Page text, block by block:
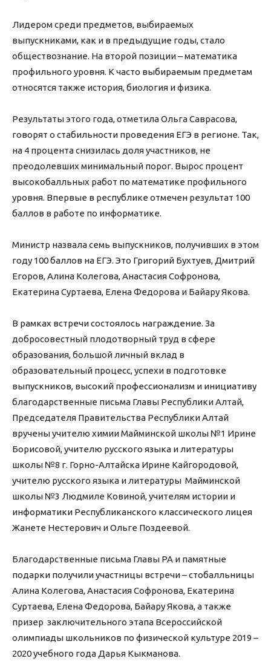
Лидером среди предметов, выбираемых
выпускниками, как и в предыдущие годы, стало
обществознание. На второй позиции – математика
профильного уровня. К часто выбираемым предметам
относятся также история, биология и физика.
Результаты этого года, отметила Ольга Саврасова,
говорят о стабильности проведения ЕГЭ в регионе. Так,
на 4 процента снизилась доля участников, не
преодолевших минимальный порог. Вырос процент
высокобалльных работ по математике профильного
уровня. Впервые в республике отмечен результат 100
баллов в работе по информатике.
Министр назвала семь выпускников, получивших в этом
году 100 баллов на ЕГЭ. Это Григорий Бухтуев, Дмитрий
Егоров, Алина Колегова, Анастасия Софронова,
Екатерина Суртаева, Елена Федорова и Байару Якова.
В рамках встречи состоялось награждение. За
добросовестный плодотворный труд в сфере
образования, большой личный вклад в
образовательный процесс, успехи в подготовке
выпускников, высокий профессионализм и инициативу
благодарственные письма Главы Республики Алтай,
Председателя Правительства Республики Алтай
вручены учителю химии Майминской школы №1 Ирине
Борисовой, учителю русского языка и литературы
школы №8 г. Горно-Алтайска Ирине Кайгородовой,
учителю русского языка и литературы Майминской
школы №3 Людмиле Ковиной, учителям истории и
информатики Республиканского классического лицея
Жанете Нестерович и Ольге Поздеевой.
Благодарственные письма Главы РА и памятные
подарки получили участницы встречи – стобалльницы
Алина Колегова, Анастасия Софронова, Екатерина
Суртаева, Елена Федорова, Байару Якова, а также
призер заключительного этапа Всероссийской
олимпиады школьников по физической культуре 2019 –
2020 учебного года Дарья Кыкманова.